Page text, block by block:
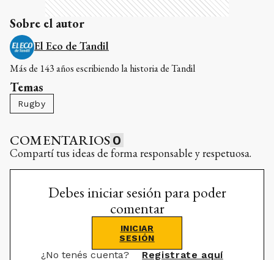
Sobre el autor
El Eco de Tandil
Más de 143 años escribiendo la historia de Tandil
Temas
Rugby
COMENTARIOS 0
Compartí tus ideas de forma responsable y respetuosa.
Debes iniciar sesión para poder
comentar
INICIAR
SESIÓN
¿No tenés cuenta? Registrate aquí